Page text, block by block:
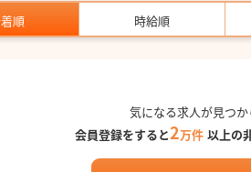
順 時給順
気になる求人が見つ
会員登録をすると2万件 以上の